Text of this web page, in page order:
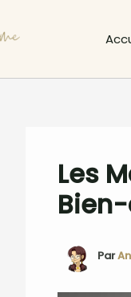
Les
Par